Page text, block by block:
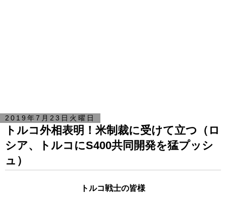
2019年7月23日火曜日
トルコ外相表明！米制裁に受けて立つ（ロ
シア、トルコにS400共同開発を猛プッシ
ュ）
トルコ戦士の皆様